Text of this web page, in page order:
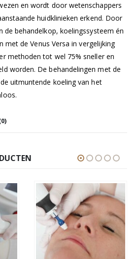
en wordt door wetenschappers
huidklinieken erkend. Door
de behandelkop, koelingssysteem én
met de Venus Versa in vergelijking
methoden tot wel 75% sneller en
worden. De behandelingen met de
uitmuntende koeling van het